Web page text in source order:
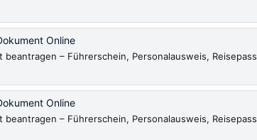
Online
– Führerschein, Personalausweis, Reisepass
Online
– Führerschein, Personalausweis, Reisepass